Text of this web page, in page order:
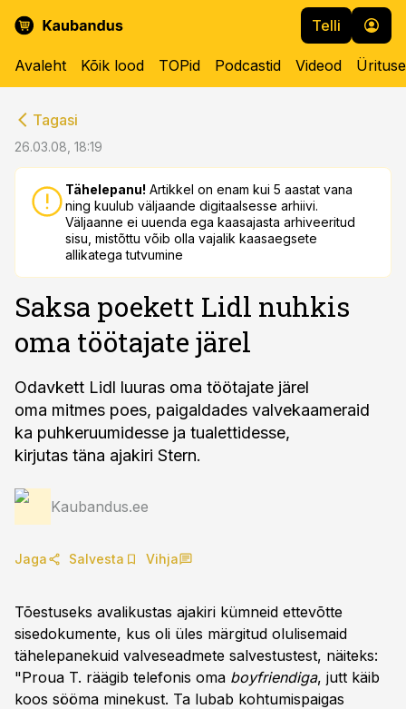
Telli
Avaleht Kõik lood TOPid Podcastid Videod
Tagasi
26.03.08, 18:19
Tähelepanu! Artikkel on enam kui 5 aastat vana
ning kuulub väljaande digitaalsesse arhiivi.
Väljaanne ei uuenda ega kaasajasta arhiveeritud
sisu, mistõttu võib olla vajalik kaasaegsete
allikatega tutvumine
Saksa poekett Lidl nuhkis
oma töötajate järel
Odavkett Lidl luuras oma töötajate järel
oma mitmes poes, paigaldades valvekaameraid
ka puhkeruumidesse ja tualettidesse,
kirjutas täna ajakiri Stern.
Kaubandus.ee
Jaga Salvesta Vihja
Tõestuseks avalikustas ajakiri kümneid ettevõtte
sisedokumente, kus oli üles märgitud olulisemaid
tähelepanekuid valveseadmete salvestustest, näiteks:
"Proua T. räägib telefonis oma boyfriendiga, jutt käib
koos sööma minekust. Ta lubab kohtumispaigas